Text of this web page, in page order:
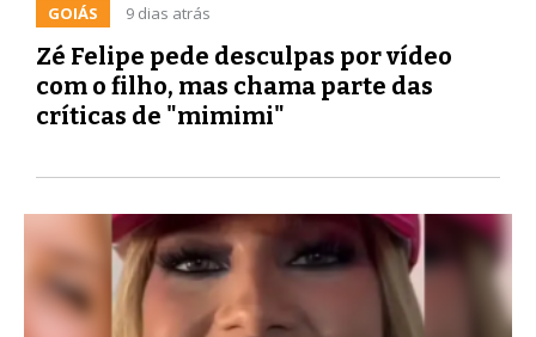
GOIÁS 9 dias atrás
Zé Felipe pede desculpas por vídeo
com o filho, mas chama parte das
críticas de "mimimi"